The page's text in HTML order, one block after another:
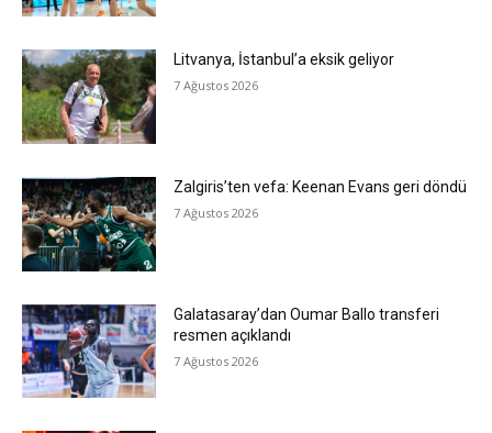
Litvanya, İstanbul’a eksik geliyor
7 Ağustos 2026
Zalgiris’ten vefa: Keenan Evans geri döndü
7 Ağustos 2026
Galatasaray’dan Oumar Ballo transferi
resmen açıklandı
7 Ağustos 2026